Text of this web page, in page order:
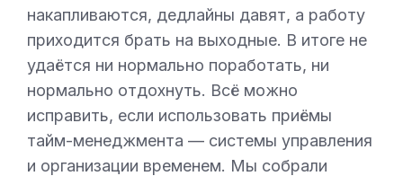
накапливаются, дедлайны давят, а работу
приходится брать на выходные. В итоге не
удаётся ни нормально поработать, ни
нормально отдохнуть. Всё можно
исправить, если использовать приёмы
тайм-менеджмента — системы управления
и организации временем. Мы собрали